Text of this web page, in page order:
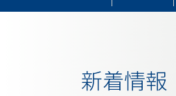
新着情報